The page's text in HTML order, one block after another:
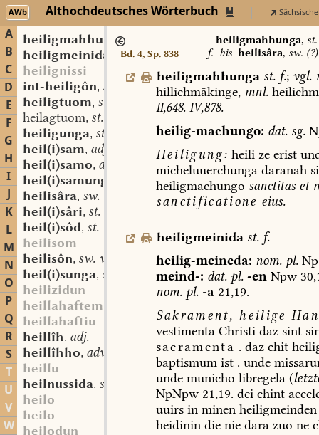
AWb Althochdeutsches Wörterbuch
A
B
C
D
E
F
G
H
I
J
K
L
M
N
O
P
Q
R
S
T
U
V
W
heiligmahhunga
heiligmeinida
st. f.
heilignissi
int-heiligôn, sw. v.
heiligtuom, st. n. (u. m.?)
heilagtuom, st. n. (u. m.?)
heiligunga, st. f.
heil(i)sam, adj.
heil(i)samo, adv.
heil(i)samunga
heilisâra, sw. (?) f.
heil(i)sâri, st. m.
heil(i)sôd, st. m.
heilisom
heilisôn, sw. v.
heil(i)sunga, st. f.
heilizidun
heillahaftem
heillahaftiu
heillîh, adj.
heillîhho, adv.
heillu
heilnussida, st. f.
heilo
heilo
heilodun
Bd. 4, Sp. 838
heiligmahhunga, st.
f.bis heilisâra, sw.
heiligmahhunga st. f.; vgl.
hillichmākinge, mnl.
II,648.IV,878.
heilig-machungo: dat.sg.
Heiligung: heili ze erist
micheluuerchunga daranah
heiligmachungo sanctitaset
sanctificatione eius.
heiligmeinida st. f.
heilig-meineda: nom.pl.Np
meind-: dat.pl. -en Npw
nom.pl. -a21,19.
Sakrament, heilige
vestimenta Christidazsint
sacramenta . daz chit
baptismumist. unde
unde municho libregela(
NpNpw21,19. dei chint
uuirsinminenheiligmeinden
heidinindieniedarazuo ne